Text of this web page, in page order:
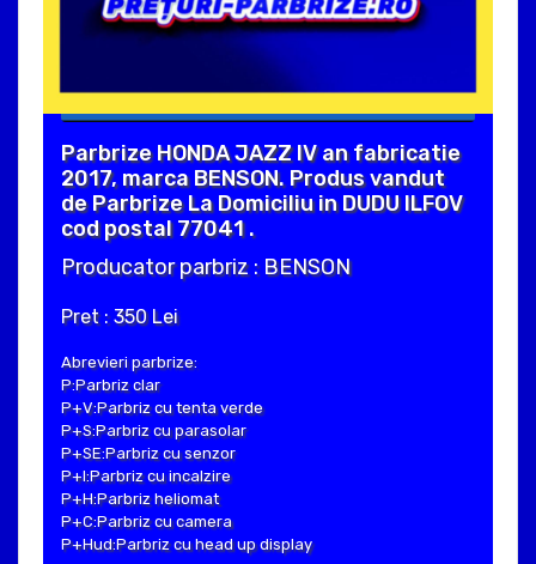
Parbrize HONDA JAZZ IV an fabricatie
2017, marca BENSON. Produs vandut
de Parbrize La Domiciliu in DUDU ILFOV
cod postal 77041 .
Producator parbriz : BENSON
Pret : 350 Lei
Abrevieri parbrize:
P:Parbriz clar
P+V:Parbriz cu tenta verde
P+S:Parbriz cu parasolar
P+SE:Parbriz cu senzor
P+I:Parbriz cu incalzire
P+H:Parbriz heliomat
P+C:Parbriz cu camera
P+Hud:Parbriz cu head up display